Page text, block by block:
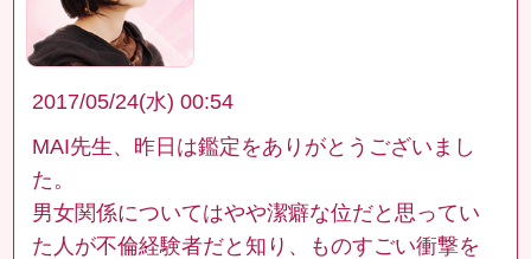
2017/05/24(水) 00:54
MAI先生、昨日は鑑定をありがとうございまし
た。
男女関係についてはやや潔癖な位だと思ってい
た人が不倫経験者だと知り、ものすごい衝撃を